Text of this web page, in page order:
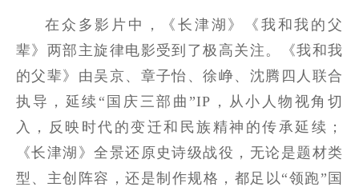
在众多影片中，《长津湖》《我和我的父
辈》两部主旋律电影受到了极高关注。《我和我
的父辈》由吴京、章子怡、徐峥、沈腾四人联合
执导，延续“国庆三部曲”IP，从小人物视角切
入，反映时代的变迁和民族精神的传承延续；
《长津湖》全景还原史诗级战役，无论是题材类
型、主创阵容，还是制作规格，都足以“领跑”国